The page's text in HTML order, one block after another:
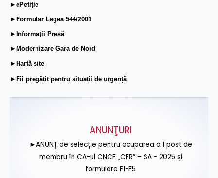
►ePetiție
►Formular Legea 544/2001
►Informații Presă
►Modernizare Gara de Nord
►Hartă site
►Fii pregătit pentru situații de urgență
ANUNŢURI
►ANUNȚ de selecție pentru ocuparea a 1 post de
membru în CA-ul CNCF „CFR” – SA - 2025 și
formulare F1-F5